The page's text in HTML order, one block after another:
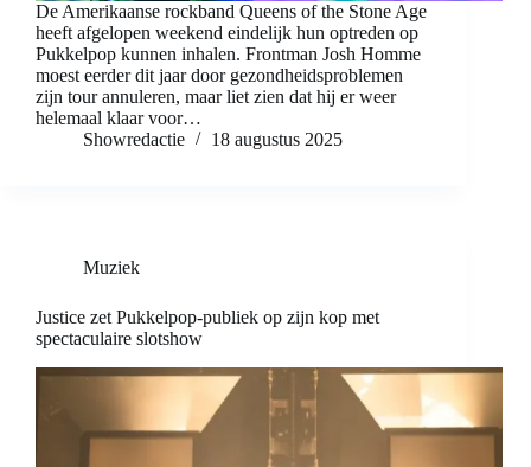
De Amerikaanse rockband Queens of the Stone Age
heeft afgelopen weekend eindelijk hun optreden op
Pukkelpop kunnen inhalen. Frontman Josh Homme
moest eerder dit jaar door gezondheidsproblemen
zijn tour annuleren, maar liet zien dat hij er weer
helemaal klaar voor…
Showredactie
18 augustus 2025
Muziek
Justice zet Pukkelpop-publiek op zijn kop met
spectaculaire slotshow